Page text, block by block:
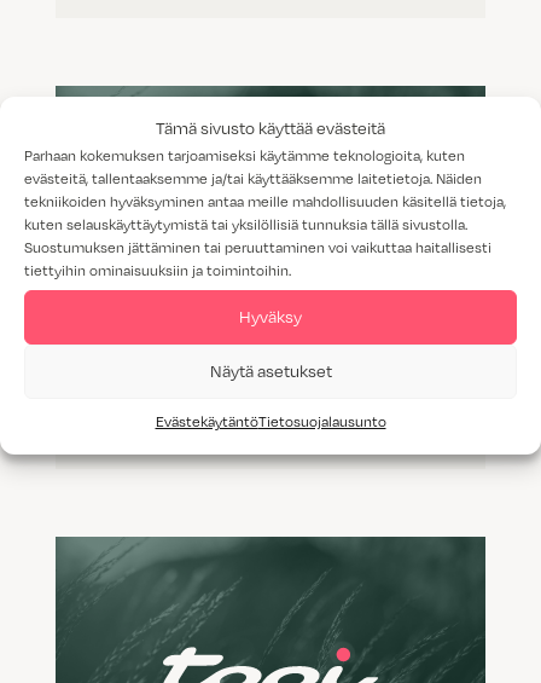
Tämä sivusto käyttää evästeitä
Parhaan kokemuksen tarjoamiseksi käytämme teknologioita, kuten
evästeitä, tallentaaksemme ja/tai käyttääksemme laitetietoja. Näiden
tekniikoiden hyväksyminen antaa meille mahdollisuuden käsitellä tietoja,
kuten selauskäyttäytymistä tai yksilöllisiä tunnuksia tällä sivustolla.
Suostumuksen jättäminen tai peruuttaminen voi vaikuttaa haitallisesti
tiettyihin ominaisuuksiin ja toimintoihin.
Hyväksy
Näytä asetukset
EvästekäytäntöTietosuojalausunto
keittiössä